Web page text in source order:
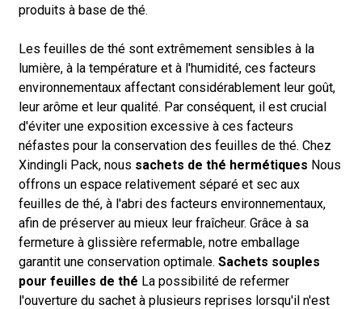
produits à base de thé.
Les feuilles de thé sont extrêmement sensibles à la
lumière, à la température et à l'humidité, ces facteurs
environnementaux affectant considérablement leur goût,
leur arôme et leur qualité. Par conséquent, il est crucial
d'éviter une exposition excessive à ces facteurs
néfastes pour la conservation des feuilles de thé. Chez
Xindingli Pack, nous sachets de thé hermétiques Nous
offrons un espace relativement séparé et sec aux
feuilles de thé, à l'abri des facteurs environnementaux,
afin de préserver au mieux leur fraîcheur. Grâce à sa
fermeture à glissière refermable, notre emballage
garantit une conservation optimale. Sachets souples
pour feuilles de thé La possibilité de refermer
l'ouverture du sachet à plusieurs reprises lorsqu'il n'est